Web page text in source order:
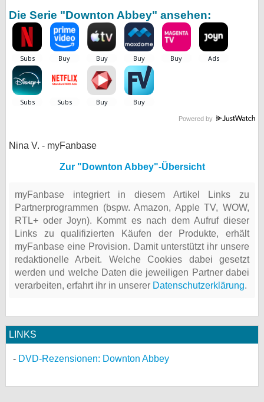
Die Serie "Downton Abbey" ansehen:
Powered by
Nina V. - myFanbase
Zur "Downton Abbey"-Übersicht
myFanbase integriert in diesem Artikel Links zu
Partnerprogrammen (bspw. Amazon, Apple TV, WOW,
RTL+ oder Joyn). Kommt es nach dem Aufruf dieser
Links zu qualifizierten Käufen der Produkte, erhält
myFanbase eine Provision. Damit unterstützt ihr unsere
redaktionelle Arbeit. Welche Cookies dabei gesetzt
werden und welche Daten die jeweiligen Partner dabei
verarbeiten, erfahrt ihr in unserer Datenschutzerklärung.
LINKS
DVD-Rezensionen: Downton Abbey